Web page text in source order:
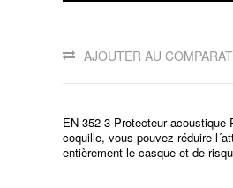
AJOUTER AU
EN 352-3 Protecteur
coquille, vous pouvez réduire
entièrement le casque et de